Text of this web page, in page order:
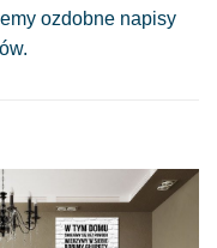
ozdobne napisy